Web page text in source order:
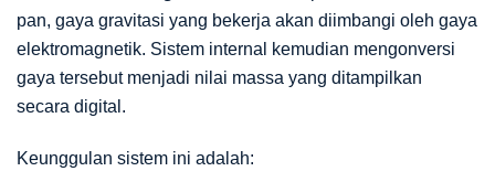
pan, gaya gravitasi yang bekerja akan diimbangi oleh gaya
elektromagnetik. Sistem internal kemudian mengonversi
gaya tersebut menjadi nilai massa yang ditampilkan
secara digital.
Keunggulan sistem ini adalah: